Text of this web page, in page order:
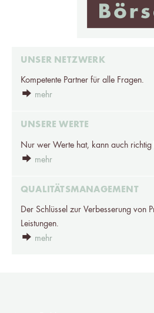
UNSER NETZWERK
Kompetente Partner für alle Fragen.
mehr
UNSERE WERTE
Nur wer Werte hat, kann auch richtig
mehr
QUALITÄTSMANAGEMENT
Der Schlüssel zur Verbesserung von
Leistungen.
mehr